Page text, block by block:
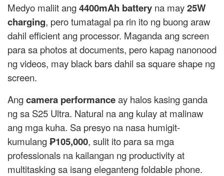
Medyo maliit ang4400mAh battery na may25W
charging, pero tumatagal pa rin ito ng buong araw
dahil efficient ang processor. Maganda ang screen
para sa photos at documents, pero kapag nanonood
ng videos, may black bars dahil sa square shape ng
screen.
Angcamera performanceay halos kasing ganda
ng sa S25 Ultra. Natural na ang kulay at malinaw
ang mga kuha. Sa presyo na nasa humigit-
kumulang₱105,000, sulit ito para sa mga
professionals na kailangan ng productivity at
multitasking sa isang eleganteng foldable phone.